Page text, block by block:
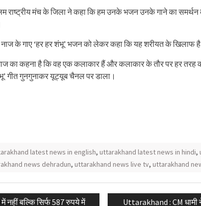
राष्ट्रीय मंच के जिला ने कहा कि हम उनके भजन उनके गाने का
के गाए ‘हर हर शंभू’ भजन को लेकर कहा कि यह शरीयत के खिलाफ
का कहना है कि वह एक कलाकार हैं और कलाकार के तौर पर हर तरह
गीत गुनगुनाकर यूट्यूब चैनल पर डाला।
latest news in english, uttarakhand latest news in hindi,
news dehradun, uttarakhand news live tv, uttarakhand
नहीं बल्कि सिर्फ 587 रुपये में
Next
Uttarakhand : CM धामी